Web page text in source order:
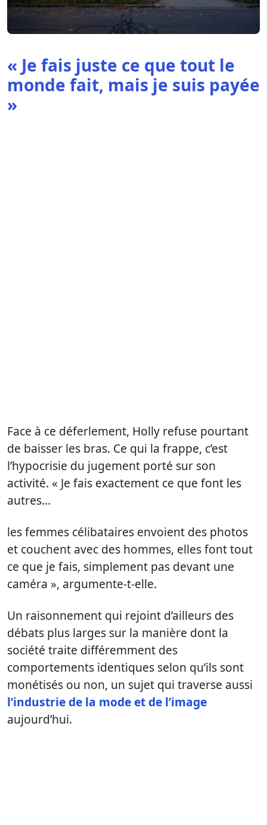
« Je fais juste ce que tout le
monde fait, mais je suis payée
»
Face à ce déferlement, Holly refuse pourtant
de baisser les bras. Ce qui la frappe, c’est
l’hypocrisie du jugement porté sur son
activité. « Je fais exactement ce que font les
autres…
les femmes célibataires envoient des photos
et couchent avec des hommes, elles font tout
ce que je fais, simplement pas devant une
caméra », argumente-t-elle.
Un raisonnement qui rejoint d’ailleurs des
débats plus larges sur la manière dont la
société traite différemment des
comportements identiques selon qu’ils sont
monétisés ou non, un sujet qui traverse aussi
l’industrie de la mode et de l’image
aujourd’hui.